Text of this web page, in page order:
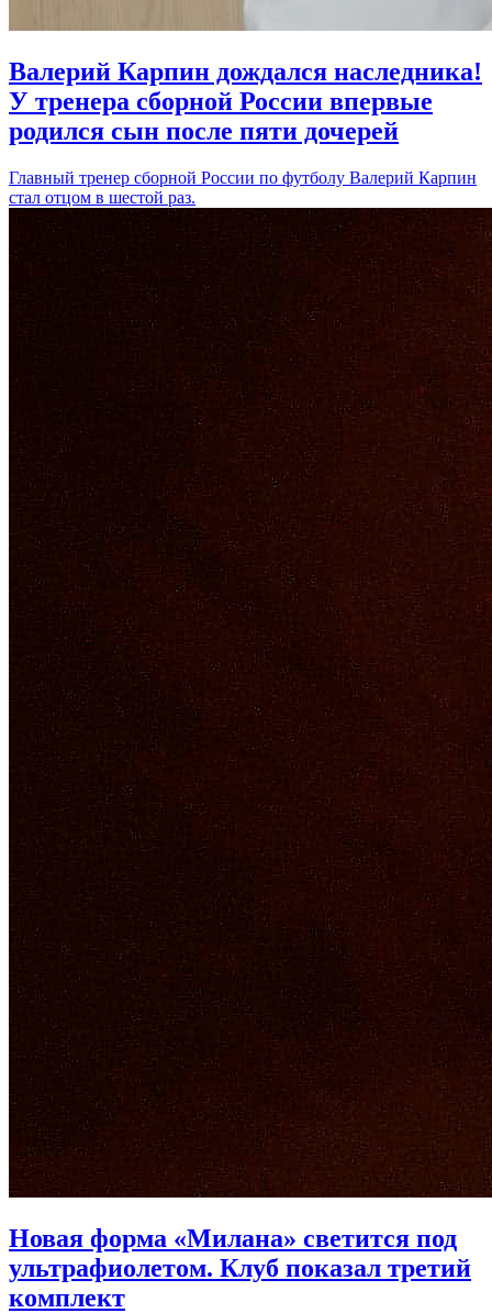
Валерий Карпин дождался наследника!
У тренера сборной России впервые
родился сын после пяти дочерей
Главный тренер сборной России по футболу Валерий Карпин
стал отцом в шестой раз.
Новая форма «Милана» светится под
ультрафиолетом. Клуб показал третий
комплект